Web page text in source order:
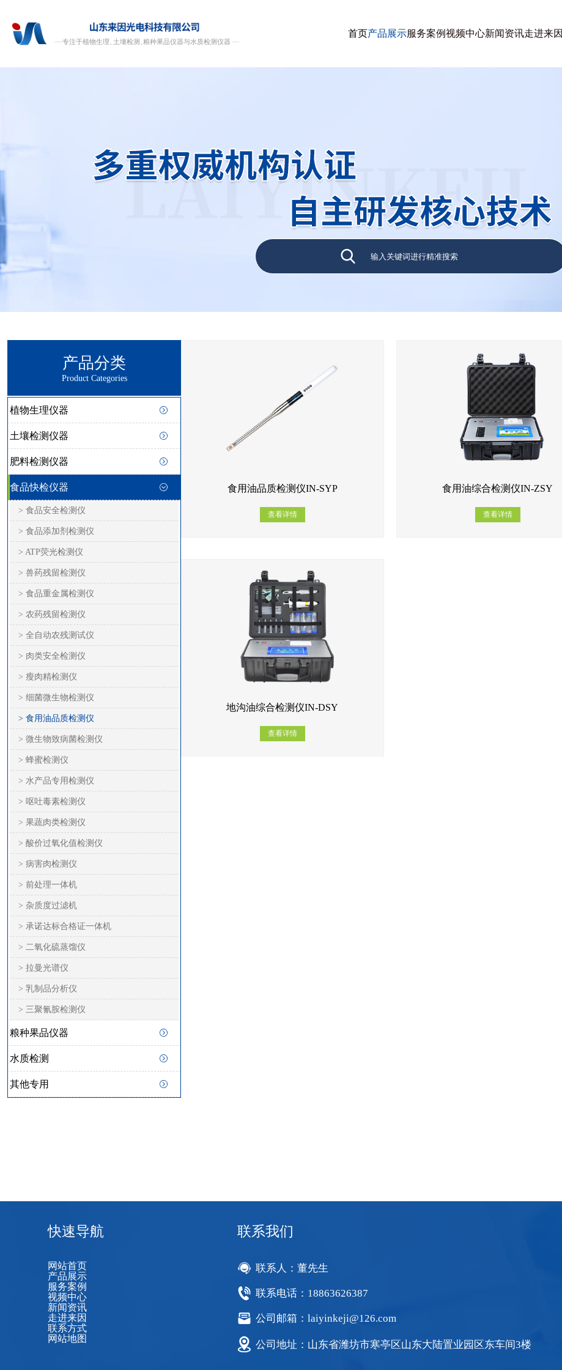
首页产品展示服务案例视频中心新闻资讯走进来因
产品分类
Product Categories
植物生理仪器
土壤检测仪器
肥料检测仪器
食品快检仪器
> 食品安全检测仪
> 食品添加剂检测仪
> ATP荧光检测仪
> 兽药残留检测仪
> 食品重金属检测仪
> 农药残留检测仪
> 全自动农残测试仪
> 肉类安全检测仪
> 瘦肉精检测仪
> 细菌微生物检测仪
> 食用油品质检测仪
> 微生物致病菌检测仪
> 蜂蜜检测仪
> 水产品专用检测仪
> 呕吐毒素检测仪
> 果蔬肉类检测仪
> 酸价过氧化值检测仪
> 病害肉检测仪
> 前处理一体机
> 杂质度过滤机
> 承诺达标合格证一体机
> 二氧化硫蒸馏仪
> 拉曼光谱仪
> 乳制品分析仪
> 三聚氰胺检测仪
粮种果品仪器
水质检测
其他专用
食用油品质检测仪IN-SYP
查看详情
食用油综合检测仪IN-ZSY
查看详情
地沟油综合检测仪IN-DSY
查看详情
快速导航
网站首页
产品展示
服务案例
视频中心
新闻资讯
走进来因
联系方式
网站地图
联系我们
联系人：董先生
联系电话：18863626387
公司邮箱：laiyinkeji@126.com
公司地址：山东省潍坊市寒亭区山东大陆置业园区东车间3楼